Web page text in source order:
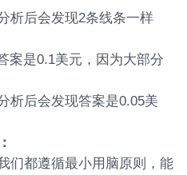
析后会发现2条线条一样
案是0.1美元，因为大部分
析后会发现答案是0.05美
们都遵循最小用脑原则，能